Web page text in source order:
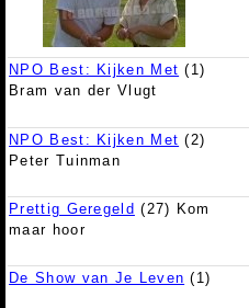
NPO Best: Kijken Met (1)
Bram van der Vlugt
NPO Best: Kijken Met (2)
Peter Tuinman
Prettig Geregeld (27) Kom
maar hoor
De Show van Je Leven (1)